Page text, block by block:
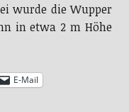
wurde die Wupper
in etwa 2 m Höhe
E-Mail